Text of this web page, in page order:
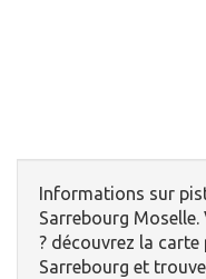
Informations sur
Sarrebourg
? découvrez la
Sarrebourg et